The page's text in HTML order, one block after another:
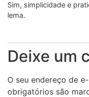
Sim, simplicidade e
lema.
Deixe um
O seu endereço de
obrigatórios são